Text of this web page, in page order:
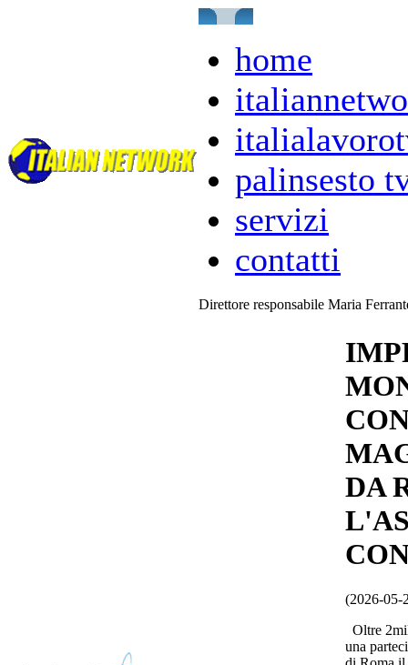
home
palinsesto
servizi
contatti
Direttore responsabile Maria
DA
(2026-05-
Oltre
una